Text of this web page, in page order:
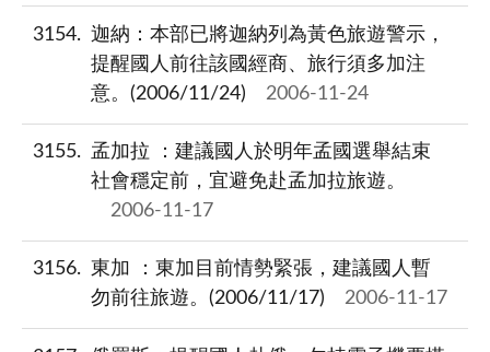
3154
迦納：本部已將迦納列為黃色旅遊警示，
提醒國人前往該國經商、旅行須多加注
意。(2006/11/24)
2006-11-24
3155
孟加拉 ：建議國人於明年孟國選舉結束
社會穩定前，宜避免赴孟加拉旅遊。
2006-11-17
3156
東加 ：東加目前情勢緊張，建議國人暫
勿前往旅遊。(2006/11/17)
2006-11-17